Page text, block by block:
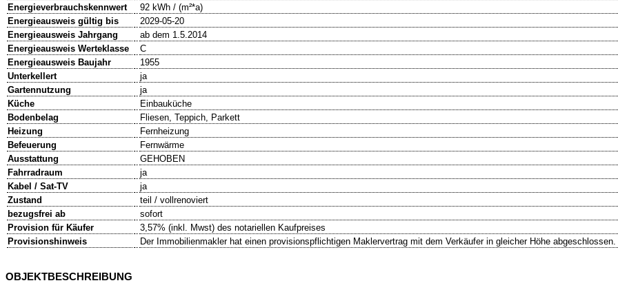
Energieverbrauchskennwert
92 kWh / (m²*a)
Energieausweis gültig bis
2029-05-20
Energieausweis Jahrgang
ab dem 1.5.2014
Energieausweis Werteklasse
C
Energieausweis Baujahr
1955
Unterkellert
ja
Gartennutzung
ja
Küche
Einbauküche
Bodenbelag
Fliesen, Teppich, Parkett
Heizung
Fernheizung
Befeuerung
Fernwärme
Ausstattung
GEHOBEN
Fahrradraum
ja
Kabel / Sat-TV
ja
Zustand
teil / vollrenoviert
bezugsfrei ab
sofort
Provision für Käufer
3,57% (inkl. Mwst) des notariellen Kaufpreises
Provisionshinweis
Der Immobilienmakler hat einen provisionspflichtigen Maklervertrag mit dem Verkäufer in gleicher Höhe abgeschlossen.
OBJEKTBESCHREIBUNG